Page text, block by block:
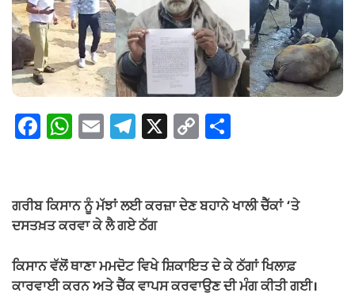
F
e
b
o
o
W
s
A
p
p
E T
gr
a
m
X C
y
n
k
e
ਗਰੀਬ ਕਿਸਾਨ ਨੂੰ ਮੱਝਾਂ ਲਈ ਕਰਜ਼ਾ ਦੇਣ ਬਹਾਨੇ ਖਾਲੀ ਚੈੱਕਾਂ ‘ਤੇ
ਦਸਤਖ਼ਤ ਕਰਵਾ ਕੇ ਲੈ ਗਏ ਠੱਗ
ਕਿਸਾਨ ਵੱਲੋਂ ਥਾਣਾ ਮਮਦੋਟ ਵਿਖੇ ਸ਼ਿਕਾਇਤ ਦੇ ਕੇ ਠੱਗਾਂ ਖਿਲਾਫ਼
ਕਾਰਵਾਈ ਕਰਨ ਅਤੇ ਚੈੱਕ ਵਾਪਸ ਕਰਵਾਉਣ ਦੀ ਮੰਗ ਕੀਤੀ ਗਈ।